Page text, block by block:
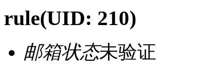
rule(UID: 210)
邮箱状态未验证